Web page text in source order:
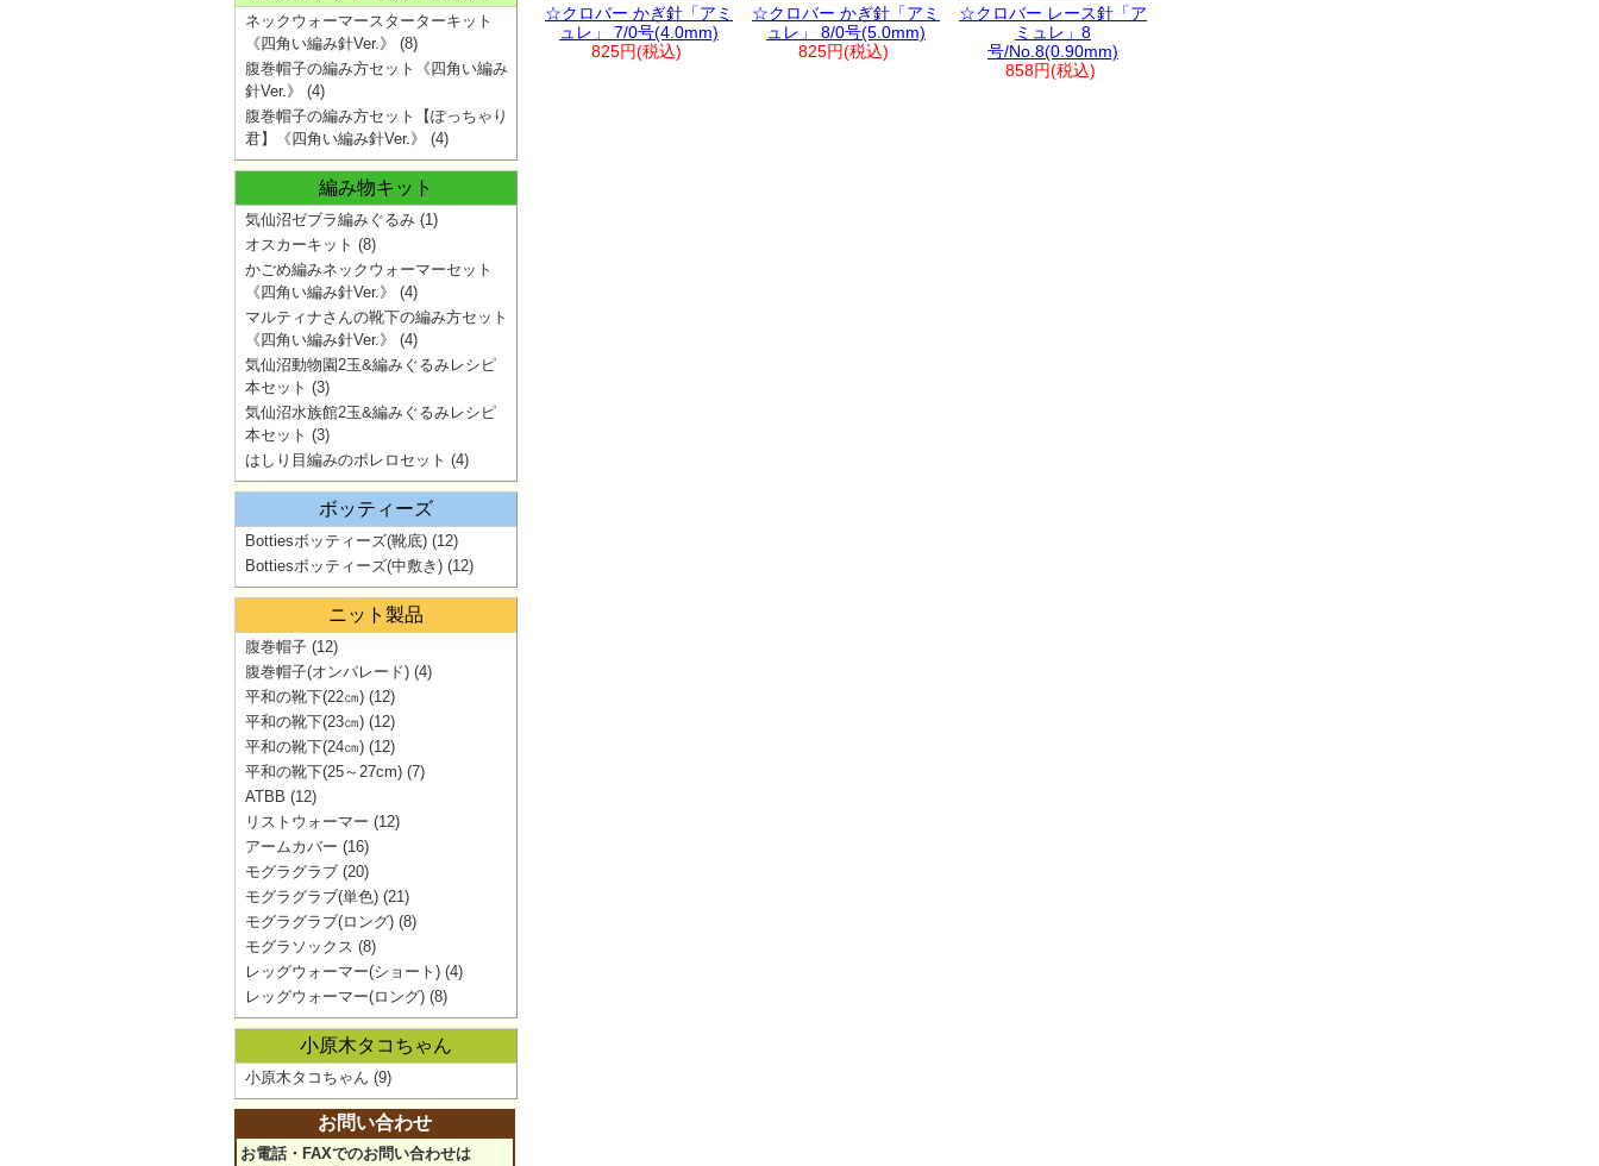
☆クロバー かぎ針「アミ
ュレ」 7/0号(4.0mm)
825円(税込)
☆クロバー かぎ針「アミ
ュレ」 8/0号(5.0mm)
825円(税込)
☆クロバー レース針「ア
ミュレ」8
号/No.8(0.90mm)
858円(税込)
ネックウォーマースターターキット
《四角い編み針Ver.》
(8)
腹巻帽子の編み方セット《四角い編み
針Ver.》
(4)
腹巻帽子の編み方セット【ぽっちゃり
君】《四角い編み針Ver.》
(4)
編み物キット
気仙沼ゼブラ編みぐるみ (1)
オスカーキット (8)
かごめ編みネックウォーマーセット
《四角い編み針Ver.》
(4)
マルティナさんの靴下の編み方セット
《四角い編み針Ver.》
(4)
気仙沼動物園2玉&編みぐるみレシピ
本セット (3)
気仙沼水族館2玉&編みぐるみレシピ
本セット (3)
はしり目編みのボレロセット (4)
ボッティーズ
Bottiesボッティーズ(靴底) (12)
Bottiesボッティーズ(中敷き) (12)
ニット製品
腹巻帽子 (12)
腹巻帽子(オンパレード) (4)
平和の靴下(22㎝) (12)
平和の靴下(23㎝) (12)
平和の靴下(24㎝) (12)
平和の靴下(25～27cm) (7)
ATBB (12)
リストウォーマー (12)
アームカバー (16)
モグラグラブ (20)
モグラグラブ(単色) (21)
モグラグラブ(ロング) (8)
モグラソックス (8)
レッグウォーマー(ショート) (4)
レッグウォーマー(ロング) (8)
小原木タコちゃん
小原木タコちゃん (9)
お問い合わせ
お電話・FAXでのお問い合わせは